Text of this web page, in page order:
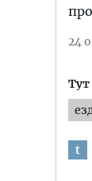
24
t